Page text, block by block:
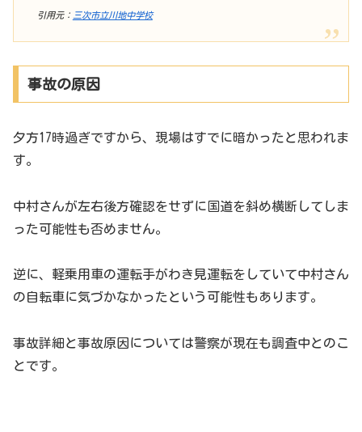
引用元： 三次市立川地中学校
事故の原因
夕方17時過ぎですから、現場はすでに暗かったと思われま
す。
中村さんが左右後方確認をせずに国道を斜め横断してしま
った可能性も否めません。
逆に、軽乗用車の運転手がわき見運転をしていて中村さん
の自転車に気づかなかったという可能性もあります。
事故詳細と事故原因については警察が現在も調査中とのこ
とです。